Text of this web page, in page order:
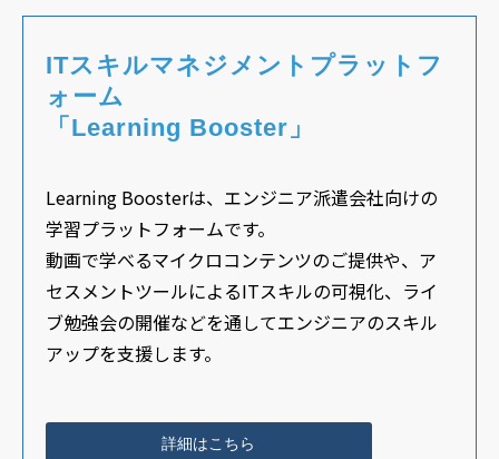
ITスキルマネジメントプラットフ
ォーム
「Learning Booster」
Learning Boosterは、エンジニア派遣会社向けの
学習プラットフォームです。
動画で学べるマイクロコンテンツのご提供や、ア
セスメントツールによるITスキルの可視化、ライ
ブ勉強会の開催などを通してエンジニアのスキル
アップを支援します。
詳細はこちら